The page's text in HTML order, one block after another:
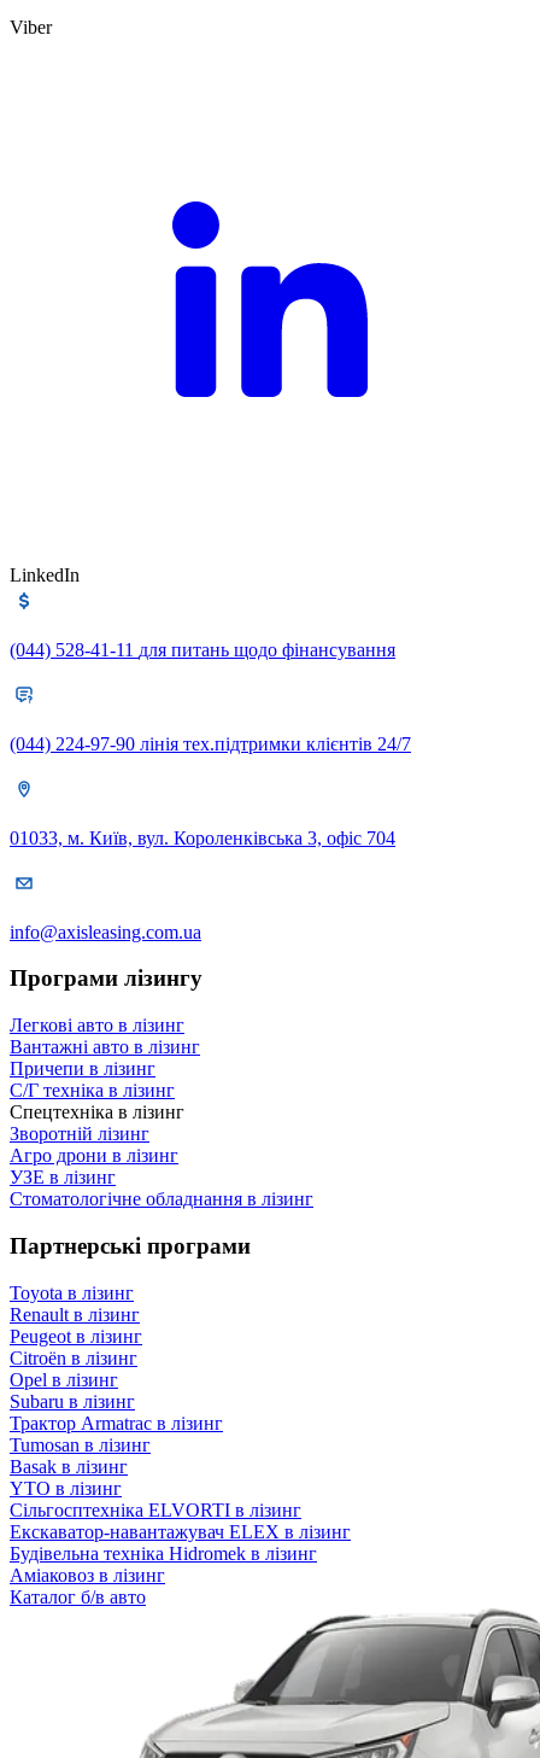
Viber
LinkedIn
(044) 528-41-11 для питань щодо фінансування
(044) 224-97-90 лінія тех.підтримки клієнтів 24/7
01033, м. Київ, вул. Короленківська 3, офіс 704
info@axisleasing.com.ua
Програми лізингу
Легкові авто в лізинг
Вантажні авто в лізинг
Причепи в лізинг
С/Г техніка в лізинг
Спецтехніка в лізинг
Зворотній лізинг
Агро дрони в лізинг
УЗЕ в лізинг
Стоматологічне обладнання в лізинг
Партнерські програми
Toyota в лізинг
Renault в лізинг
Peugeot в лізинг
Citroën в лізинг
Opel в лізинг
Subaru в лізинг
Трактор Armatrac в лізинг
Tumosan в лізинг
Basak в лізинг
YTO в лізинг
Сільгосптехніка ELVORTI в лізинг
Екскаватор-навантажувач ELEX в лізинг
Будівельна техніка Hidromek в лізинг
Аміаковоз в лізинг
Каталог б/в авто